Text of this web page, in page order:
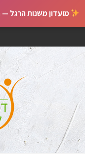
מועדון משנות הרגל